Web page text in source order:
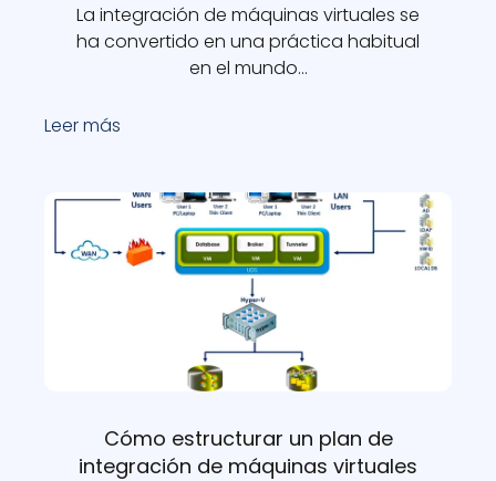
La integración de máquinas virtuales se
ha convertido en una práctica habitual
en el mundo…
Leer más
Cómo estructurar un plan de
integración de máquinas virtuales